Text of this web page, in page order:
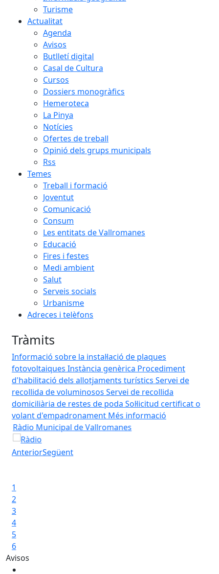
Turisme
Actualitat
Agenda
Avisos
Butlletí digital
Casal de Cultura
Cursos
Dossiers monogràfics
Hemeroteca
La Pinya
Notícies
Ofertes de treball
Opinió dels grups municipals
Rss
Temes
Treball i formació
Joventut
Comunicació
Consum
Les entitats de Vallromanes
Educació
Fires i festes
Medi ambient
Salut
Serveis socials
Urbanisme
Adreces i telèfons
Tràmits
Informació sobre la instal·lació de plaques
fotovoltaiques Instància genèrica Procediment
d'habilitació dels allotjaments turístics Servei de
recollida de voluminosos Servei de recollida
domiciliària de restes de poda Sol·licitud certificat o
volant d'empadronament Més informació
Ràdio Municipal de Vallromanes
Ràdio Municipal de Vallromanes
AnteriorSegüent
1
2
3
4
5
6
Avisos